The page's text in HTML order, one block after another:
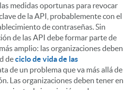
medidas oportunas para revocar
de la API, probablemente con el
de contraseñas. Sin
de las API debe formar parte de
amplio: las organizaciones deben
deciclo de vida de las
de un problema que va más allá de
Las organizaciones deben tener en